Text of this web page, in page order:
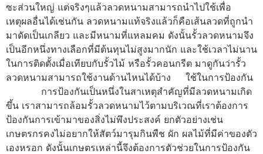
ซะส่วนใหญ่ แต่จริงๆแล้วลวดหนามสามารถนำไปใช้เพื่อ
เหตุผลอื่นได้เช่นกัน ลวดหนามแท้จริงแล้วก็คือเส้นลวดที่ถูกนำ
มาดัดเป็นเกลียว และมีหนามที่แหลมคม ดังนั้นรั้วลวดหนามจึง
เป็นอีกหนึ่งทางเลือกที่มีต้นทุนไม่สูงมากนัก และใช้เวลาไม่นาน
ในการติดตั้งเมื่อเทียบกับรั้วไม้ หรือรั้วคอนกรีต มาดูกันว่ารั้ว
ลวดหนามสามารถใช้งานด้านไหนได้บ้าง ใช้ในการป้องกัน
การป้องกันเป็นหนึ่งในสาเหตุสำคัญที่มีลวดหนามเกิด
ขึ้น เราสามารถล้อมรั้วลวดหนามไว้ตามบริเวณที่เราต้องการ
ป้องกันการเข้ามาของสิ่งไม่พึงประสงค์ ยกตัวอย่างเช่น
เกษตรกรคงไม่อยากให้สัตว์มารุมกินพืช ผัก ผลไม้ที่มีค่าของตัว
เองหรอก ดังนั้นเกษตรเหล่านี้จึงต้องการตัวช่วยในการป้องกัน